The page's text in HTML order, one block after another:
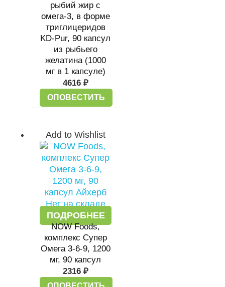
рыбий жир с
омега-3, в форме
триглицеридов
KD-Pur, 90 капсул
из рыбьего
желатина (1000
мг в 1 капсуле)
4616 ₽
ОПОВЕСТИТЬ
Add to Wishlist
Нет на складе
ПОДРОБНЕЕ
NOW Foods,
комплекс Супер
Омега 3-6-9, 1200
мг, 90 капсул
2316 ₽